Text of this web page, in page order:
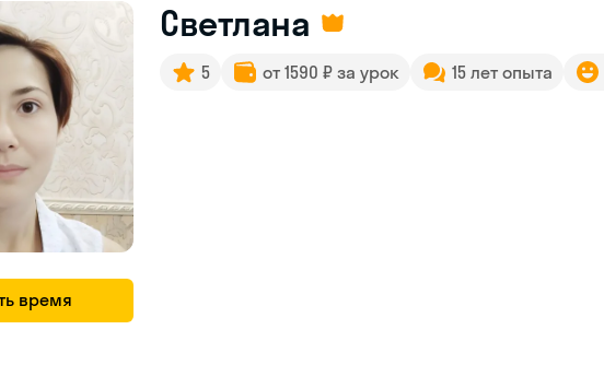
время
Светлана
5 от 1590 ₽ за урок 15 лет опыта